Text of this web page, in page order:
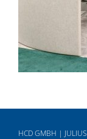
HCD GMBH |